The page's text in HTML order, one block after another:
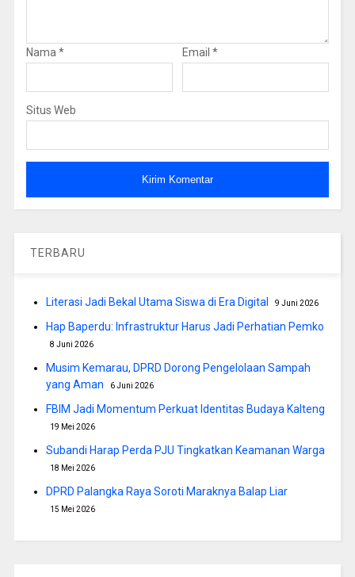
Nama * Email *
Situs Web
TERBARU
Literasi Jadi Bekal Utama Siswa di Era Digital 9 Juni 2026
Hap Baperdu: Infrastruktur Harus Jadi Perhatian Pemko
8 Juni 2026
Musim Kemarau, DPRD Dorong Pengelolaan Sampah
yang Aman
6 Juni 2026
FBIM Jadi Momentum Perkuat Identitas Budaya Kalteng
19 Mei 2026
Subandi Harap Perda PJU Tingkatkan Keamanan Warga
18 Mei 2026
DPRD Palangka Raya Soroti Maraknya Balap Liar
15 Mei 2026